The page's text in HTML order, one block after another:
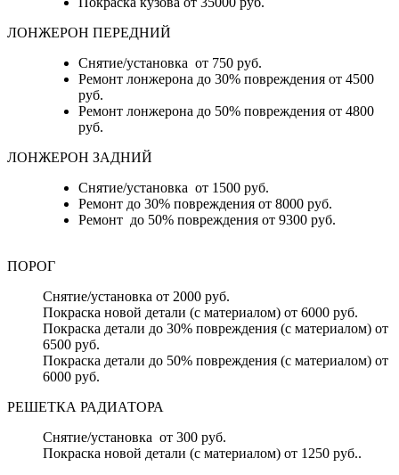
ЛОНЖЕРОН ПЕРЕДНИЙ
Снятие/установка от 750 руб.
Ремонт лонжерона до 30% повреждения от 4500
руб.
Ремонт лонжерона до 50% повреждения от 4800
руб.
ЛОНЖЕРОН ЗАДНИЙ
Снятие/установка от 1500 руб.
Ремонт до 30% повреждения от 8000 руб.
Ремонт до 50% повреждения от 9300 руб.
ПОРОГ
Снятие/установка от 2000 руб.
Покраска новой детали (с материалом) от 6000 руб.
Покраска детали до 30% повреждения (с материалом) от
6500 руб.
Покраска детали до 50% повреждения (с материалом) от
6000 руб.
РЕШЕТКА РАДИАТОРА
Снятие/установка от 300 руб.
Покраска новой детали (с материалом) от 1250 руб..